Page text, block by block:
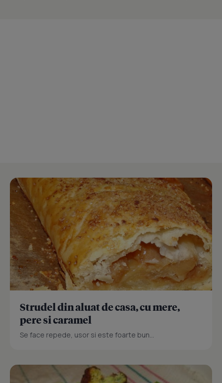
Strudel din aluat de casa, cu mere,
pere si caramel
Se face repede, usor si este foarte bun...